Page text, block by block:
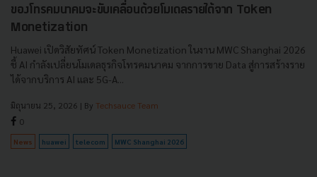
ของโทรคมนาคมจะขับเคลื่อนด้วยโมเดลรายได้จาก Token
Monetization
Huawei เปิดวิสัยทัศน์ Token Monetization ในงาน MWC Shanghai 2026
ชี้ AI กำลังเปลี่ยนโมเดลธุรกิจโทรคมนาคม จากการขาย Data สู่การสร้างราย
ได้จากบริการ AI และ 5G-A...
มิถุนายน 25, 2026 | By Techsauce Team
0
News huawei telecom MWC Shanghai 2026